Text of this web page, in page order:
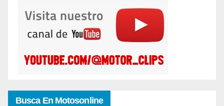
Busca En Motosonline